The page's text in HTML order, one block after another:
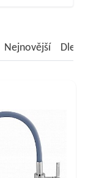
Nejnovější Dle